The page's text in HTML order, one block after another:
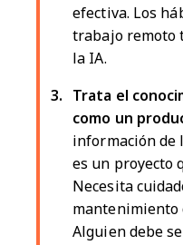
efectiva. Los
trabajo remoto
la IA.
Trata el
como un
información de
es un proyecto
Necesita
mantenimiento
Alguien debe